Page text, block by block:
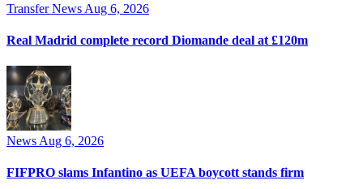
Transfer News Aug 6, 2026
Real Madrid complete record Diomande deal at £120m
News Aug 6, 2026
FIFPRO slams Infantino as UEFA boycott stands firm